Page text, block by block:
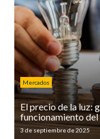
Mercados
El precio de la luz:
funcionamiento
3 de septiembre de 2025